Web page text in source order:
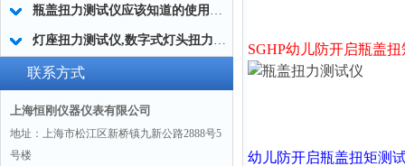
瓶盖扭力测试仪应该知道的使用规则
灯座扭力测试仪,数字式灯头扭力仪,灯座灯具扭力测试仪
联系方式
上海恒刚仪器仪表有限公司
地址：上海市松江区新桥镇九新公路2888号5
号楼
SGHP幼儿防开启瓶盖
幼儿防开启瓶盖扭矩测